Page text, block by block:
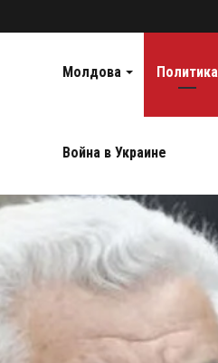
Молдова Политика
Война в Украине